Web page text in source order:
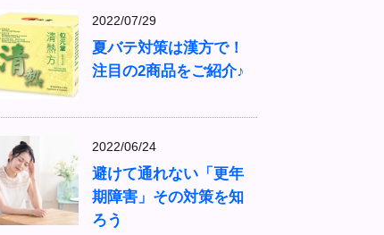
2022/07/29
夏バテ対策は漢方で！
注目の2商品をご紹介♪
2022/06/24
避けて通れない「更年
期障害」その対策を知
ろう